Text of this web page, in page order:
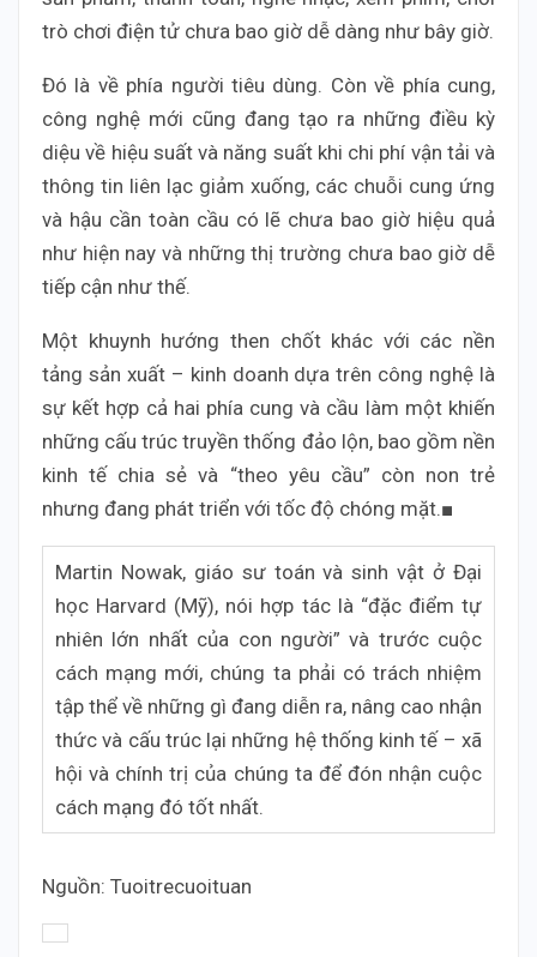
trò chơi điện tử chưa bao giờ dễ dàng như bây giờ.
Đó là về phía người tiêu dùng. Còn về phía cung,
công nghệ mới cũng đang tạo ra những điều kỳ
diệu về hiệu suất và năng suất khi chi phí vận tải và
thông tin liên lạc giảm xuống, các chuỗi cung ứng
và hậu cần toàn cầu có lẽ chưa bao giờ hiệu quả
như hiện nay và những thị trường chưa bao giờ dễ
tiếp cận như thế.
Một khuynh hướng then chốt khác với các nền
tảng sản xuất – kinh doanh dựa trên công nghệ là
sự kết hợp cả hai phía cung và cầu làm một khiến
những cấu trúc truyền thống đảo lộn, bao gồm nền
kinh tế chia sẻ và “theo yêu cầu” còn non trẻ
nhưng đang phát triển với tốc độ chóng mặt.■
Martin Nowak, giáo sư toán và sinh vật ở Đại
học Harvard (Mỹ), nói hợp tác là “đặc điểm tự
nhiên lớn nhất của con người” và trước cuộc
cách mạng mới, chúng ta phải có trách nhiệm
tập thể về những gì đang diễn ra, nâng cao nhận
thức và cấu trúc lại những hệ thống kinh tế – xã
hội và chính trị của chúng ta để đón nhận cuộc
cách mạng đó tốt nhất.
Nguồn: Tuoitrecuoituan